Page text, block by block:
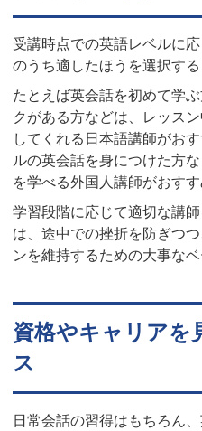
受講時点での英語レベルに
のうち適したほうを選択する
たとえば英会話を初めて学
クがある方などは、レッス
してくれる日本語講師がお
ルの英会話を身につけた方
を学べる外国人講師がおすす
学習段階に応じて適切な講
は、途中での挫折を防ぎつ
ンを維持するための大事な
資格やキャリアを
ス
日常会話の習得はもちろん